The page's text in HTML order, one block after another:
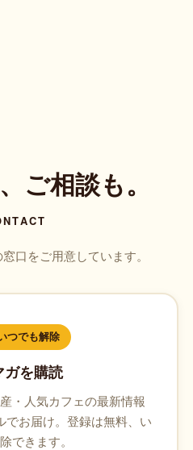
ご相談も。
口をご用意しています。
つでも解除
ガを購読
・人気カフェの最新情報
でお届け。登録は無料、い
できます。